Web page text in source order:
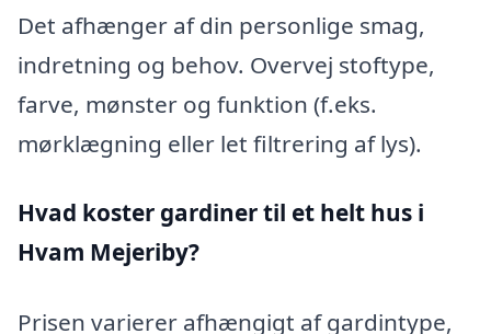
Det afhænger af din personlige smag,
indretning og behov. Overvej stoftype,
farve, mønster og funktion (f.eks.
mørklægning eller let filtrering af lys).
Hvad koster gardiner til et helt hus i
Hvam Mejeriby?
Prisen varierer afhængigt af gardintype,